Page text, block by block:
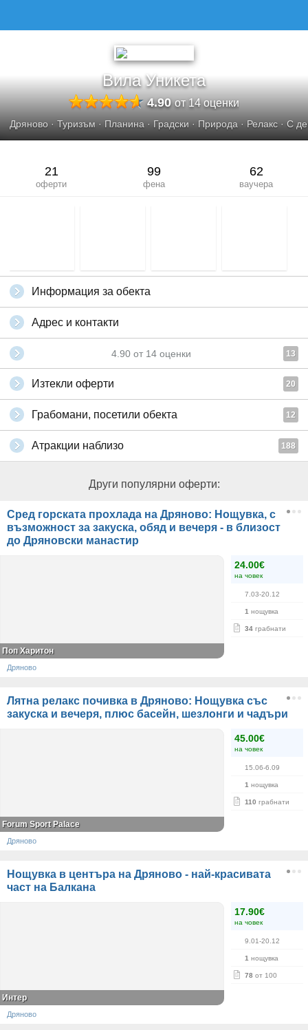
Вила Уникета
4.90от 14 оценки
Дряново · Туризъм · Планина · Градски · Природа · Релакс · С
21
оферти
99
фена
62
ваучера
Информация за обекта
Адрес и контакти
4.90 от 14 оценки 13
Изтекли оферти 20
Грабомани, посетили обекта 12
Атракции наблизо 188
Други популярни оферти:
Сред горската прохлада на Дряново: Нощувка, с
възможност за закуска, обяд и вечеря - в близост
до Дряновски манастир
24.00€
на човек
7.03-20.12
1 нощувка
34 грабнати
Поп Харитон
Дряново
Лятна релакс почивка в Дряново: Нощувка със
закуска и вечеря, плюс басейн, шезлонги и чадъри
45.00€
на човек
15.06-6.09
1 нощувка
110 грабнати
Forum Sport Palace
Дряново
Нощувка в центъра на Дряново - най-красивата
част на Балкана
17.90€
на човек
9.01-20.12
1 нощувка
78 от 100
Интер
Дряново